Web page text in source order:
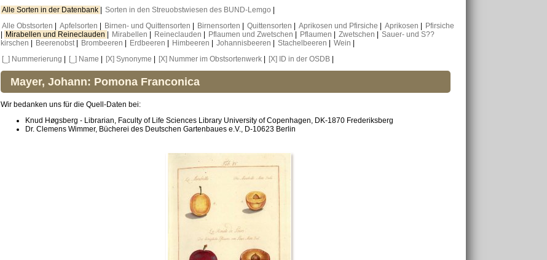
Alle Sorten in der Datenbank Sorten in den Streuobstwiesen des BUND-Lemgo
Alle Obstsorten
Apfelsorten Birnen- und Quittensorten Birnensorten Quittensorten Aprikosen und Pfirsiche Aprikosen
Pfirsiche
Mirabellen und Reineclauden Mirabellen Reineclauden Pflaumen und Zwetschen Pflaumen Zwetschen
Sauer- und S??
kirschen
Beerenobst Brombeeren Erdbeeren Himbeeren Johannisbeeren Stachelbeeren Wein
[_] Nummerierung
[_] Name [X] Synonyme [X] Nummer im Obstsortenwerk [X] ID in der OSDB
Mayer, Johann: Pomona Franconica
Wir bedanken uns für die Quell-Daten bei:
Knud Høgsberg - Librarian, Faculty of Life Sciences Library University of Copenhagen, DK-1870 Frederiksberg
Dr. Clemens Wimmer, Bücherei des Deutschen Gartenbaues e.V., D-10623 Berlin